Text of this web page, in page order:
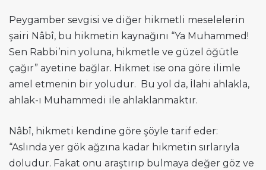
Peygamber sevgisi ve diğer hikmetli meselelerin
şairi Nâbî, bu hikmetin kaynağını “Ya Muhammed!
Sen Rabbi’nin yoluna, hikmetle ve güzel öğütle
çağır” ayetine bağlar. Hikmet ise ona göre ilimle
amel etmenin bir yoludur. Bu yol da, İlahi ahlakla,
ahlak-ı Muhammedi ile ahlaklanmaktır.
Nâbî, hikmeti kendine göre şöyle tarif eder:
“Aslında yer gök ağzına kadar hikmetin sırlarıyla
doludur. Fakat onu araştırıp bulmaya değer göz ve